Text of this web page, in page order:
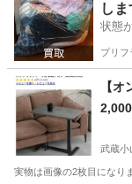
しま
状態
プリフ
【
武蔵小
実物は画像の2枚目になり